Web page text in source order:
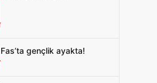
Fas’ta gençlik ayakta!